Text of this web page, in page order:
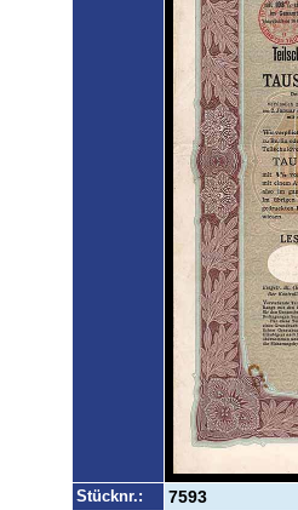
Stücknr.: 7593